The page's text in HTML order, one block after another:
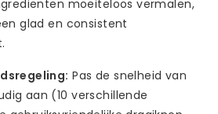
moeiteloos vermalen,
glad en consistent
Pas de snelheid van
aan (10 verschillende